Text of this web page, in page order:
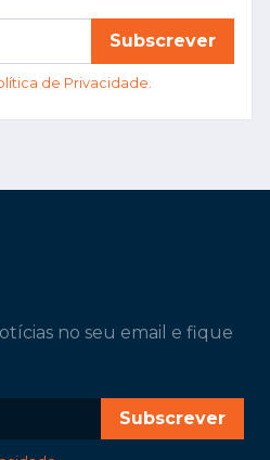
Subscrever
de Privacidade.
no seu email e fique
Subscrever